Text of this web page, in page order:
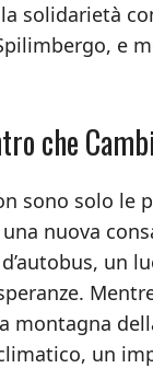
solidarietà
che
sono solo
nuova
un
montagna
un